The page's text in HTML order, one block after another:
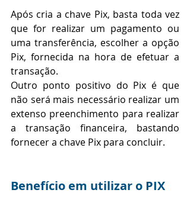
Após cria a chave Pix, basta toda vez
que for realizar um pagamento ou
uma transferência, escolher a opção
Pix, fornecida na hora de efetuar a
transação.
Outro ponto positivo do Pix é que
não será mais necessário realizar um
extenso preenchimento para realizar
a transação financeira, bastando
fornecer a chave Pix para concluir.
Benefício em utilizar o PIX